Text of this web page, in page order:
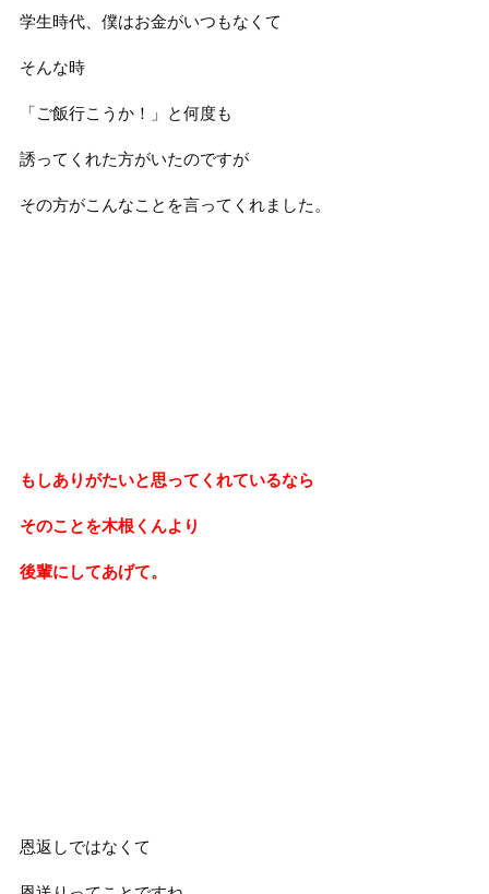
学生時代、僕はお金がいつもなくて
そんな時
「ご飯行こうか！」と何度も
誘ってくれた方がいたのですが
その方がこんなことを言ってくれました。
もしありがたいと思ってくれているなら
そのことを木根くんより
後輩にしてあげて。
恩返しではなくて